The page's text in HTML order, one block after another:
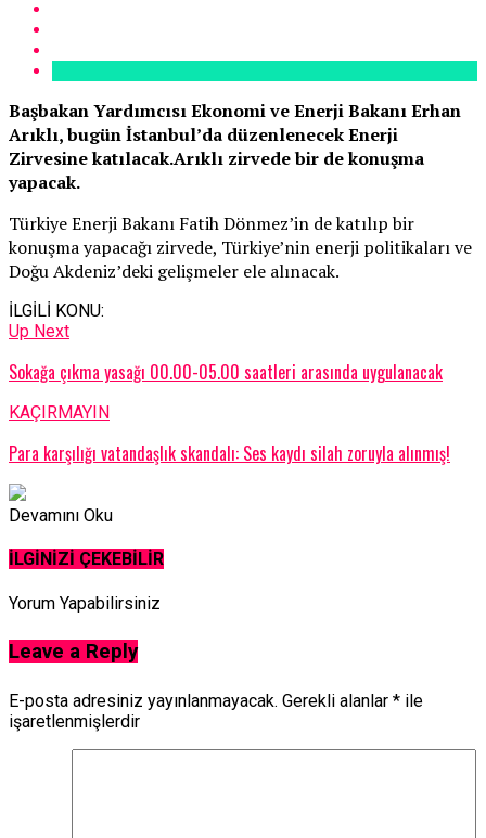
Başbakan Yardımcısı Ekonomi ve Enerji Bakanı Erhan
Arıklı, bugün İstanbul’da düzenlenecek Enerji
Zirvesine katılacak.Arıklı zirvede bir de konuşma
yapacak.
Türkiye Enerji Bakanı Fatih Dönmez’in de katılıp bir
konuşma yapacağı zirvede, Türkiye’nin enerji politikaları ve
Doğu Akdeniz’deki gelişmeler ele alınacak.
İLGİLİ KONU:
Up Next
Sokağa çıkma yasağı 00.00-05.00 saatleri arasında uygulanacak
KAÇIRMAYIN
Para karşılığı vatandaşlık skandalı: Ses kaydı silah zoruyla alınmış!
Devamını Oku
İLGİNİZİ ÇEKEBİLİR
Yorum Yapabilirsiniz
Leave a Reply
E-posta adresiniz yayınlanmayacak. Gerekli alanlar * ile
işaretlenmişlerdir